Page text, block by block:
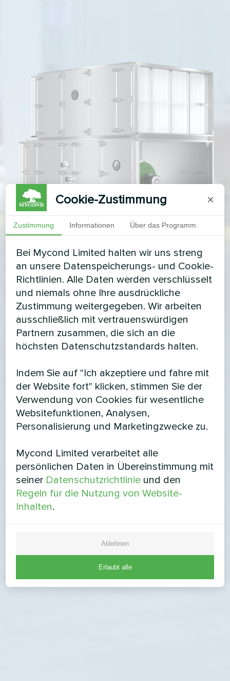
Cookie-Zustimmung ×
Zustimmung Informationen Über das Programm
Bei Mycond Limited halten wir uns streng
an unsere Datenspeicherungs- und Cookie-
Richtlinien. Alle Daten werden verschlüsselt
und niemals ohne Ihre ausdrückliche
Zustimmung weitergegeben. Wir arbeiten
ausschließlich mit vertrauenswürdigen
Partnern zusammen, die sich an die
höchsten Datenschutzstandards halten.
Indem Sie auf "Ich akzeptiere und fahre mit
der Website fort" klicken, stimmen Sie der
Verwendung von Cookies für wesentliche
Websitefunktionen, Analysen,
Personalisierung und Marketingzwecke zu.
Mycond Limited verarbeitet alle
persönlichen Daten in Übereinstimmung mit
seiner Datenschutzrichtlinie und den
Regeln für die Nutzung von Website-
Inhalten.
Ablehnen
Erlaubt alle